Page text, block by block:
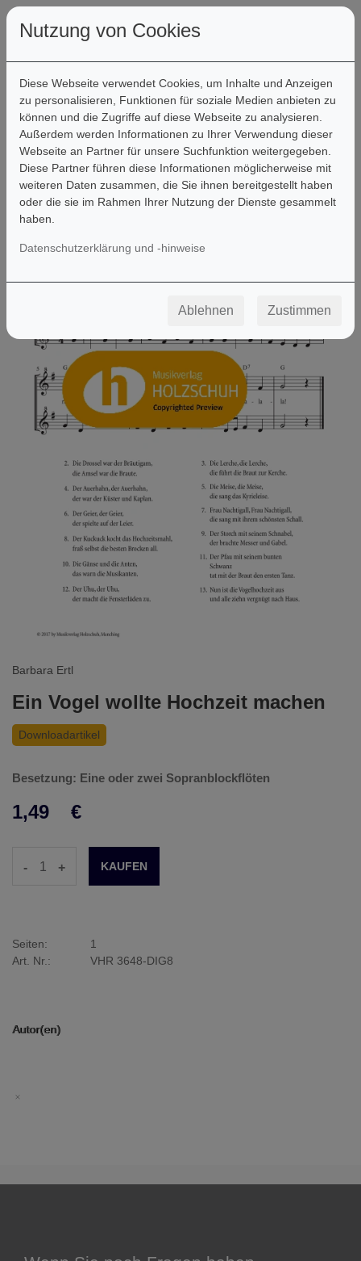
Nutzung von Cookies
Diese Webseite verwendet Cookies, um Inhalte und Anzeigen
zu personalisieren, Funktionen für soziale Medien anbieten zu
können und die Zugriffe auf diese Webseite zu analysieren.
Außerdem werden Informationen zu Ihrer Verwendung dieser
Webseite an Partner für unsere Suchfunktion weitergegeben.
Diese Partner führen diese Informationen möglicherweise mit
weiteren Daten zusammen, die Sie ihnen bereitgestellt haben
oder die sie im Rahmen Ihrer Nutzung der Dienste gesammelt
haben.
Datenschutzerklärung und -hinweise
Ablehnen Zustimmen
Filter
Barbara Ertl
Ein Vogel wollte Hochzeit machen
Downloadartikel
Besetzung: Eine oder zwei Sopranblockflöten
1,49 €
- +
Seiten:
1
Art. Nr.:
VHR 3648-DIG8
Autor(en)